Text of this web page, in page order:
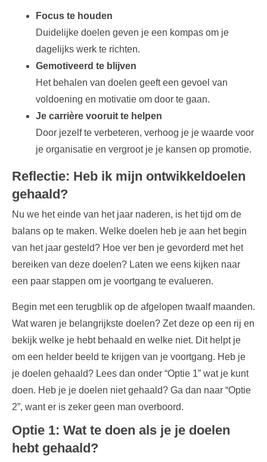
Focus te houden
Duidelijke doelen geven je een kompas om je
dagelijks werk te richten.
Gemotiveerd te blijven
Het behalen van doelen geeft een gevoel van
voldoening en motivatie om door te gaan.
Je carrière vooruit te helpen
Door jezelf te verbeteren, verhoog je je waarde voor
je organisatie en vergroot je je kansen op promotie.
Reflectie: Heb ik mijn ontwikkeldoelen
gehaald?
Nu we het einde van het jaar naderen, is het tijd om de
balans op te maken. Welke doelen heb je aan het begin
van het jaar gesteld? Hoe ver ben je gevorderd met het
bereiken van deze doelen? Laten we eens kijken naar
een paar stappen om je voortgang te evalueren.
Begin met een terugblik op de afgelopen twaalf maanden.
Wat waren je belangrijkste doelen? Zet deze op een rij en
bekijk welke je hebt behaald en welke niet. Dit helpt je
om een helder beeld te krijgen van je voortgang. Heb je
je doelen gehaald? Lees dan onder “Optie 1” wat je kunt
doen. Heb je je doelen niet gehaald? Ga dan naar “Optie
2”, want er is zeker geen man overboord.
Optie 1: Wat te doen als je je doelen
hebt gehaald?